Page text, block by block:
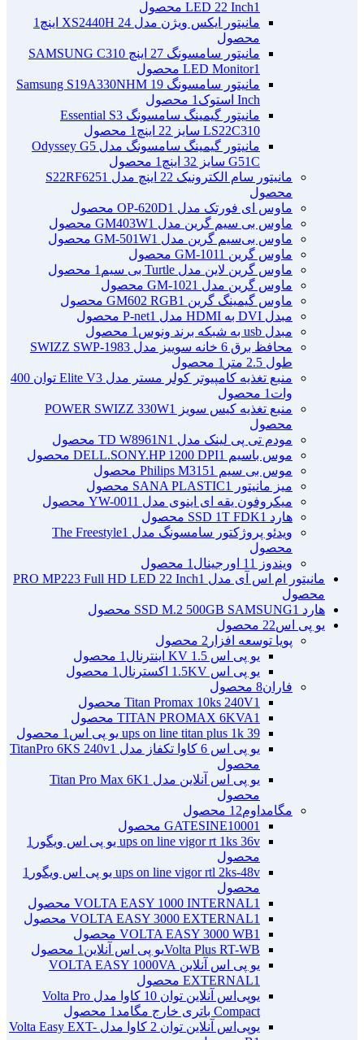
LED 22 Inch1 محصول
مانیتور ایکس ویژن مدل XS2440H 24 اینچ
1
محصول
مانیتور سامسونگ 27 اینچ SAMSUNG C310
LED Monitor1 محصول
مانیتور سامسونگ Samsung S19A330NHM 19
Inch استوک
1 محصول
مانیتور گیمینگ سامسونگ Essential S3
LS22C310 سایز 22 اینچ
1 محصول
مانیتور گیمینگ سامسونگ مدل Odyssey G5
G51C سایز 32 اینچ
1 محصول
مانیتور سام الکترونیک 22 اینچ مدل S22RF625
1
محصول
ماوس ای فورتک مدل OP-620D 1 محصول
ماوس بی سیم گرین مدل GM403W 1 محصول
ماوس بی‌سیم گرین مدل GM-501W 1 محصول
ماوس گرین GM-101 1 محصول
ماوس گرین لاین مدل Turtle بی سیم
1 محصول
ماوس گرین مدل GM-102 1 محصول
ماوس گیمینگ گرین GM602 RGB 1 محصول
مبدل DVI به HDMI مدل P-net
1 محصول
مبدل usb به شبکه برند ونوس
1 محصول
محافظ برق 6 خانه سوییز مدل SWIZZ SWP-1983
طول 2.5 متر
1 محصول
منبع تغذیه کامپیوتر کولر مستر مدل Elite V3 توان 400
وات 1 محصول
منبع تغذیه کیس سویز POWER SWIZZ 330W
1
محصول
مودم تی پی لینک مدل TD W8961N 1 محصول
موس باسیم DELL.SONY.HP 1200 DPI 1 محصول
موس بی سیم Philips M315 1 محصول
میز مانیتور SANA PLASTIC
1 محصول
میکروفون یقه ای اینوی مدل YW-001 1 محصول
هارد SSD 1T FDK 1 محصول
ویدئو پروژکتور سامسونگ مدل The Freestyle 1
محصول
ویندوز 11 اورجینال
1 محصول
مانیتور ام اس آی مدل PRO MP223 Full HD LED 22 Inch 1
محصول
هارد SSD M.2 500GB SAMSUNG 1 محصول
یو پی اس22 محصول
پویا توسعه افزار 2 محصول
یو پی اس 1.5 KV اینترنال
1 محصول
یو پی اس 1.5KV اکسترنال
1 محصول
فاران8 محصول
Titan Promax 10ks 240V1 محصول
TITAN PROMAX 6KVA1 محصول
ups on line titan plus 1k 39 یو پی اس
1 محصول
یو پی اس 6 کاوا تکفاز مدل TitanPro 6KS 240v
1
محصول
یو پی اس آنلاین مدل Titan Pro Max 6K 1
محصول
مگامداوم12 محصول
GATESINE10001 محصول
ups on line vigor rt 1ks 36v یو پی اس ویگور
1
محصول
ups on line vigor rtl 2ks-48v یو پی اس ویگور
1
محصول
VOLTA EASY 1000 INTERNAL1 محصول
VOLTA EASY 3000 EXTERNAL1 محصول
VOLTA EASY 3000 WB1 محصول
Volta Plus RT-WBیو پی اس آنلاین
1 محصول
یو پی اس آنلاین VOLTA EASY 1000VA
EXTERNAL1 محصول
یو‌پی‌اس آنلاین توان 10 کاوا مدل Volta Pro
Compact باتری خارج مگامد
1 محصول
یو‌پی‌اس آنلاین توان 2 کاوا مدل Volta Easy EXT-